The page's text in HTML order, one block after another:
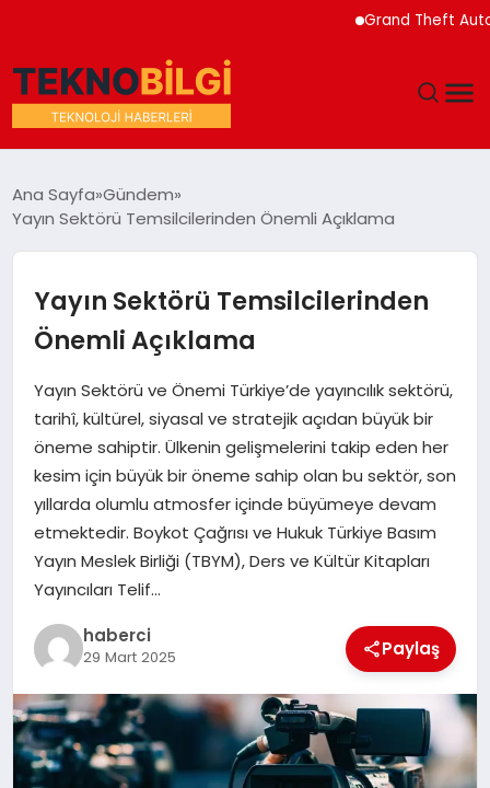
Grand Theft Auto VI
DÜNYA
EĞITIM
EKONOMI
MAGAZIN
SAĞLIK
SIYASET
SPOR
TEKNOLOJI
Ana Sayfa Gündem
Yayın Sektörü Temsilcilerinden Önemli Açıklama
Yayın Sektörü Temsilcilerinden
Önemli Açıklama
Yayın Sektörü ve Önemi Türkiye’de yayıncılık sektörü,
tarihî, kültürel, siyasal ve stratejik açıdan büyük bir
öneme sahiptir. Ülkenin gelişmelerini takip eden her
kesim için büyük bir öneme sahip olan bu sektör, son
yıllarda olumlu atmosfer içinde büyümeye devam
etmektedir. Boykot Çağrısı ve Hukuk Türkiye Basım
Yayın Meslek Birliği (TBYM), Ders ve Kültür Kitapları
Yayıncıları Telif…
haberci
29 Mart 2025 Paylaş